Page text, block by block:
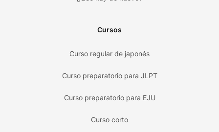
Cursos
Curso regular de japonés
Curso preparatorio para JLPT
Curso preparatorio para EJU
Curso corto